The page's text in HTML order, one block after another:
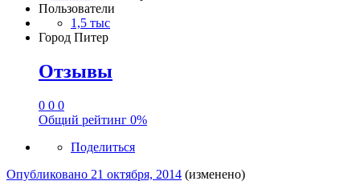
Пользователи
1,5 тыс
Город Питер
Отзывы
0 0 0
Общий рейтинг 0%
Поделиться
Опубликовано 21 октября, 2014 (изменено)